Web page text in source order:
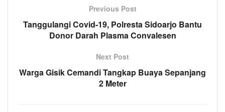
Previous Post
Tanggulangi Covid-19, Polresta Sidoarjo Bantu
Donor Darah Plasma Convalesen
Next Post
Warga Gisik Cemandi Tangkap Buaya Sepanjang
2 Meter